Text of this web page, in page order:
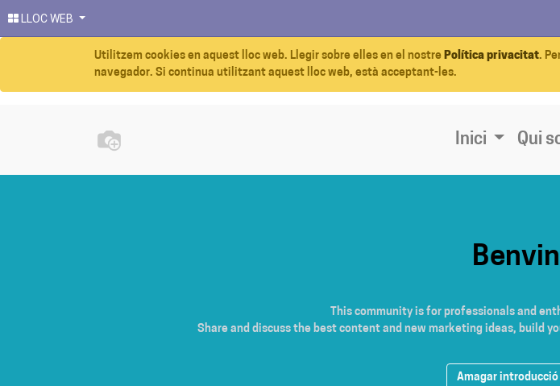
LLOC WEB
Utilitzem cookies en aquest lloc web. Llegir sobre elles en el nostre Política privacitat.
navegador. Si continua utilitzant aquest lloc web, està acceptant-les.
Inici Qui
This community is for professionals and
Share and discuss the best content and new marketing ideas, build
Amagar introducció